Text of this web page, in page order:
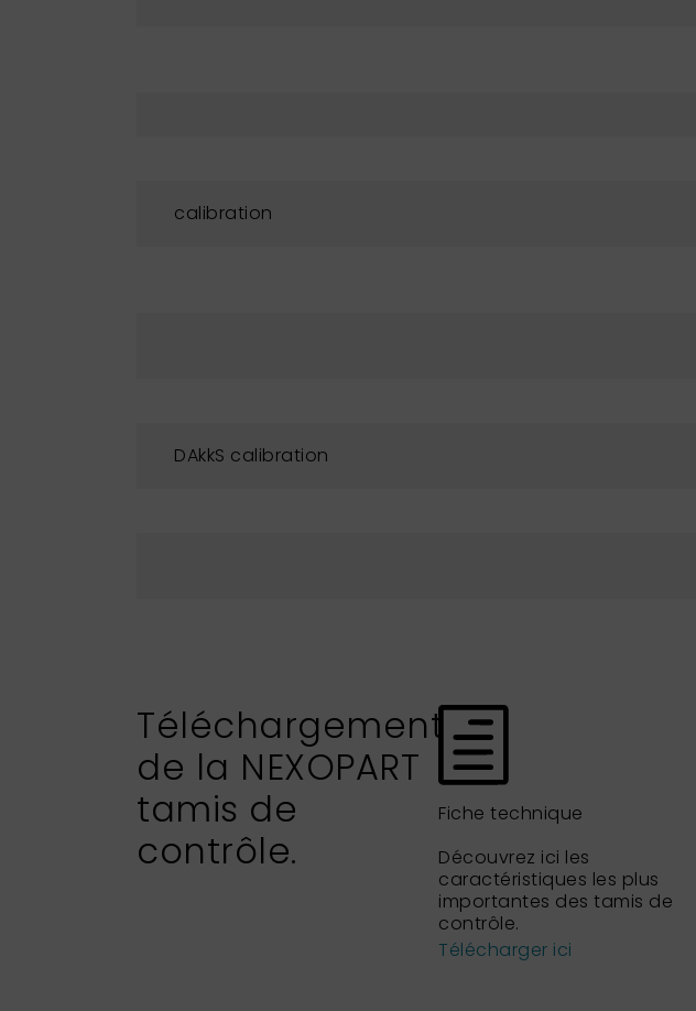
calibration
DAkkS calibration
Téléchargement
de la NEXOPART
tamis de
contrôle.
Fiche technique
Découvrez ici les
caractéristiques les plus
importantes des tamis de
contrôle.
Télécharger ici